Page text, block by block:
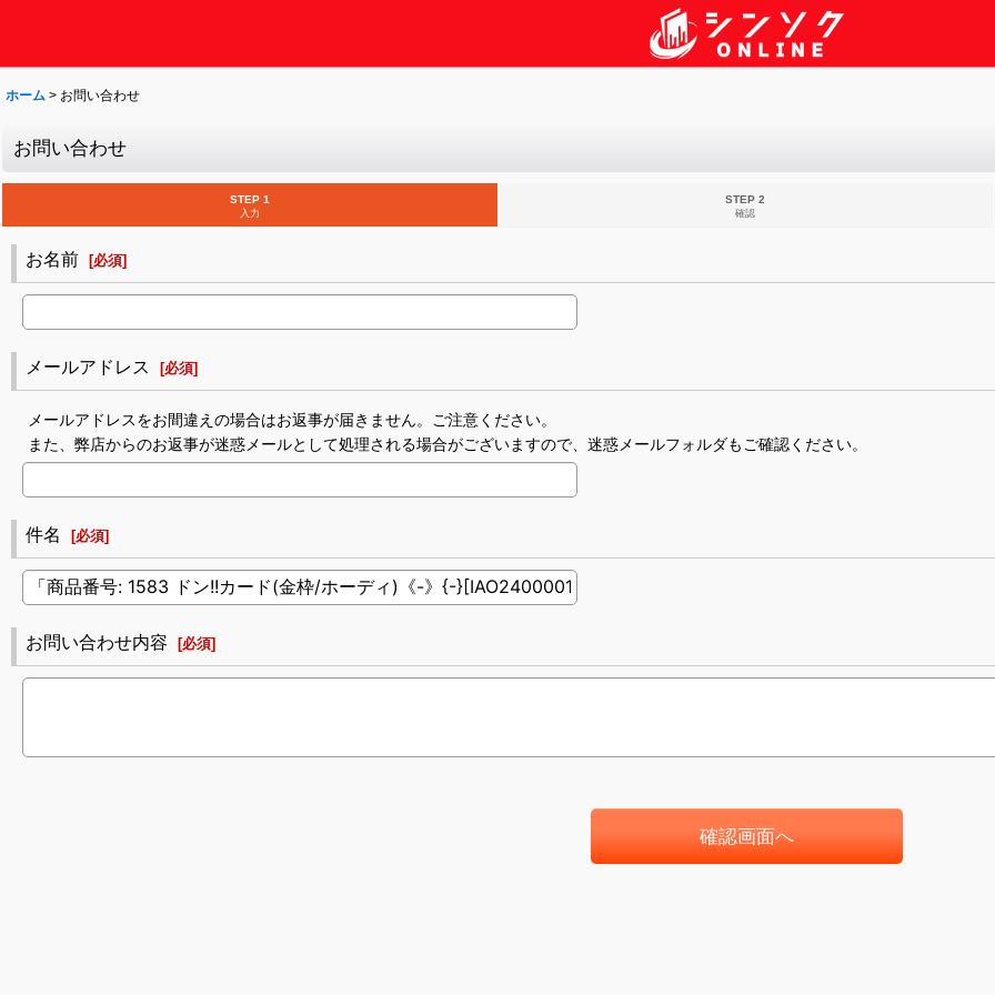
ホーム > お問い合わせ
お問い合わせ
STEP 1
入力
STEP 2
確認
お名前 [必須]
メールアドレス [必須]
メールアドレスをお間違えの場合はお返事が届きません。ご注意ください。
また、弊店からのお返事が迷惑メールとして処理される場合がございますので、迷惑メールフォルダもご確認ください。
件名 [必須]
お問い合わせ内容 [必須]
確認画面へ